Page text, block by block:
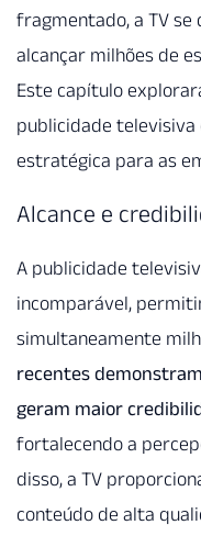
fragmentado, a TV se
alcançar milhões de
Este capítulo
publicidade televisiva
estratégica para as
Alcance e
A publicidade
incomparável,
simultaneamente
recentes
geram maior
fortalecendo a
disso, a TV
conteúdo de alta